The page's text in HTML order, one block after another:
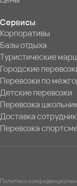
Сервисы
Корпоративы
Базы отдыха
Туристические
Городские
Перевозки по
Детские перевозки
Перевозка
Доставка
Перевозка
Политика